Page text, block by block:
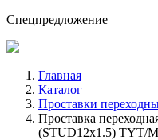
Спецпредложение
Главная
Каталог
Проставки
Проставка
(STUD12x1.5) TYT/